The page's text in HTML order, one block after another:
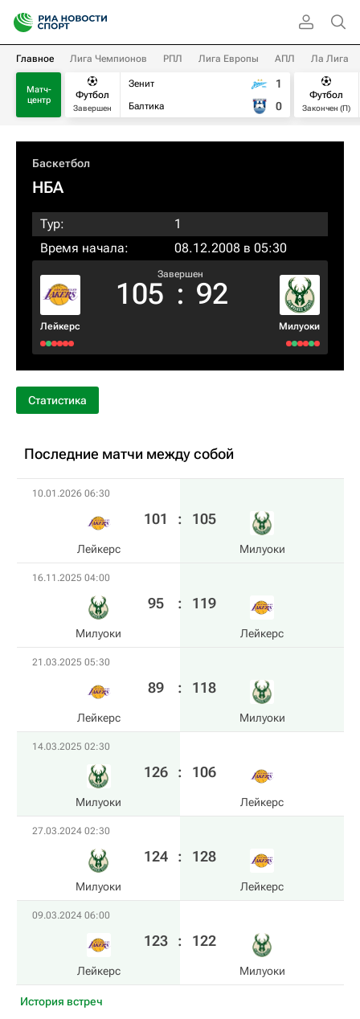
Главное Лига Чемпионов РПЛ Лига Европы АПЛ Ла Лига
Матч-
центр
Футбол
Завершен
Зенит
Балтика
1
0
Футбол
Закончен (П)
Баскетбол
НБА
Тур:
1
Время начала:
08.12.2008 в 05:30
Лейкерс
Завершен
105 : 92
Милуоки
Статистика
Последние матчи между собой
10.01.2026 06:30
Лейкерс
101 : 105
Милуоки
16.11.2025 04:00
Милуоки
95 : 119
Лейкерс
21.03.2025 05:30
Лейкерс
89 : 118
Милуоки
14.03.2025 02:30
Милуоки
126 : 106
Лейкерс
27.03.2024 02:30
Милуоки
124 : 128
Лейкерс
09.03.2024 06:00
Лейкерс
123 : 122
Милуоки
История встреч